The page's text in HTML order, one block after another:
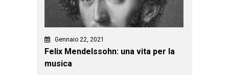
Gennaio 22, 2021
Felix Mendelssohn: una vita per la
musica